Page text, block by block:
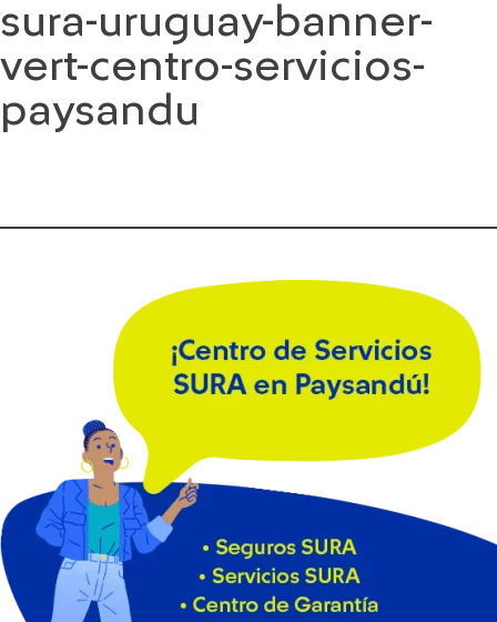
Saltar
al
contenido
sura-uruguay-banner-
vert-centro-servicios-
paysandu